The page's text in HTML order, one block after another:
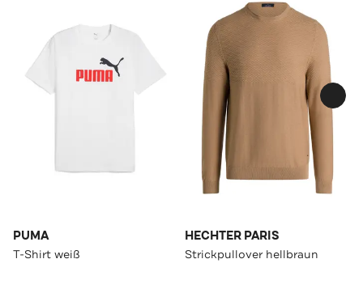
PUMA
T-Shirt weiß
HECHTER PARIS
Strickpullover hellbraun